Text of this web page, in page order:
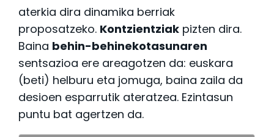
aterkia dira dinamika berriak
proposatzeko. Kontzientziak pizten dira.
Baina behin-behinekotasunaren
sentsazioa ere areagotzen da: euskara
(beti) helburu eta jomuga, baina zaila da
desioen esparrutik ateratzea. Ezintasun
puntu bat agertzen da.